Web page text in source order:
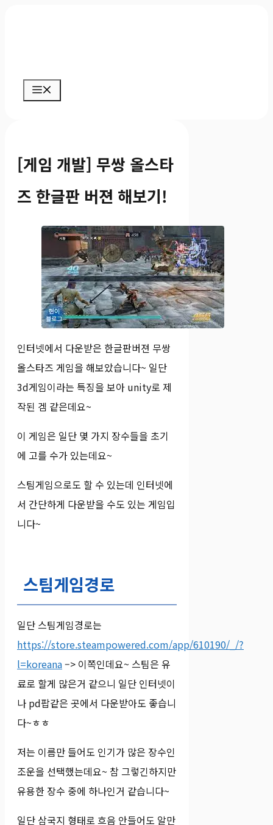
[게임 개발] 무쌍 올스타
즈 한글판 버젼 해보기!
인터넷에서 다운받은 한글판버젼 무쌍
올스타즈 게임을 해보았습니다~ 일단
3d게임이라는 특징을 보아 unity로 제
작된 겜 같은데요~
이 게임은 일단 몇 가지 장수들을 초기
에 고를 수가 있는데요~
스팀게임으로도 할 수 있는데 인터넷에
서 간단하게 다운받을 수도 있는 게임입
니다~
스팀게임경로
일단 스팀게임경로는
https://store.steampowered.com/app/610190/_/?
l=koreana–> 이쪽인데요~ 스팀은 유
료로 할게 많은거 같으니 일단 인터넷이
나 pd팝같은 곳에서 다운받아도 좋습니
다~ㅎㅎ
저는 이름만 들어도 인기가 많은 장수인
조운을 선택했는데요~ 참 그렇긴하지만
유용한 장수 중에 하나인거 같습니다~
일단 삼국지 형태로 흐음 안들어도 알만